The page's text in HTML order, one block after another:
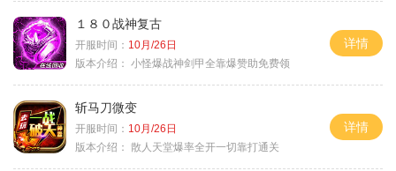
１８０战神复古
开服时间： 10月/26日
版本介绍： 小怪爆战神剑甲全靠爆赞助免费领
详情
斩马刀微变
开服时间： 10月/26日
版本介绍： 散人天堂爆率全开一切靠打通关
详情